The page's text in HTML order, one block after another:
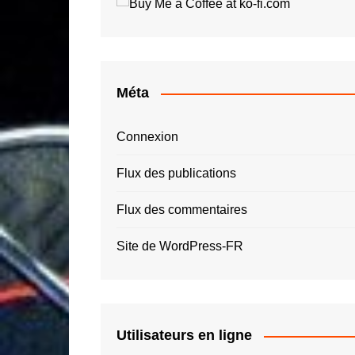
Roger Tallon
Méta
Connexion
Flux des publications
Flux des commentaires
Site de WordPress-FR
Utilisateurs en ligne